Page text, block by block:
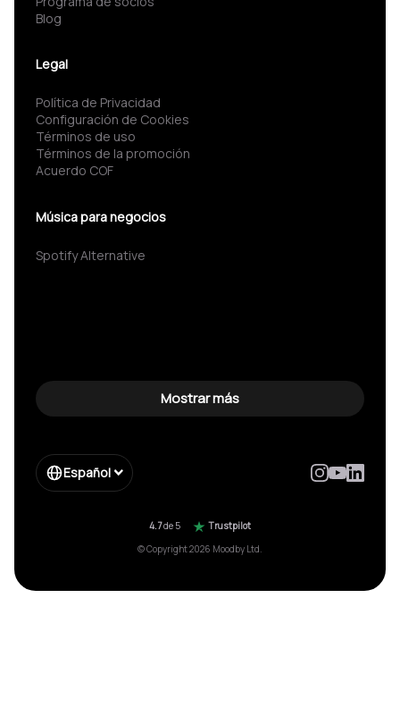
Blog
Legal
Política de Privacidad
Configuración de Cookies
Términos de uso
Términos de la promoción
Acuerdo COF
Música para negocios
Spotify Alternative
Mostrar más
Español
4.7de 5
Trustpilot
© Copyright 2026 Moodby Ltd.